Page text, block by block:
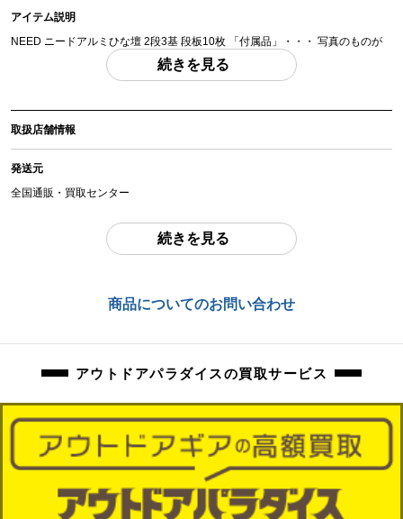
アイテム説明
NEED ニードアルミひな壇 2段3基 段板10枚 「付属品」・・・ 写真のものが
すべてになります。
(撮影、運搬備品は除く)
アイテム状態
中古：E（要メンテナンス、オーバーホール推奨、現状お渡し品）
使用に伴う、傷、汚れ、サビ等のダメージがございます。
設営しての状態未確認、詳細未確認、現状品になります。
パーツ部分に関してはある程度確認しておりますが、万が一、欠品や破損等が
現状品になりますので、記載にない欠品、パーツ破損、動作不具合も保証対象
こちらの商品は複数小口での発送を予定しております。
orb-2508050803-ac-081513700
続きを見る
取扱店舗情報
発送元
全国通販・買取センター
東京都江戸川区中葛西6-10-15 2F
続きを見る
商品についてのお問い合わせ
アウトドアパラダイスの買取サービス